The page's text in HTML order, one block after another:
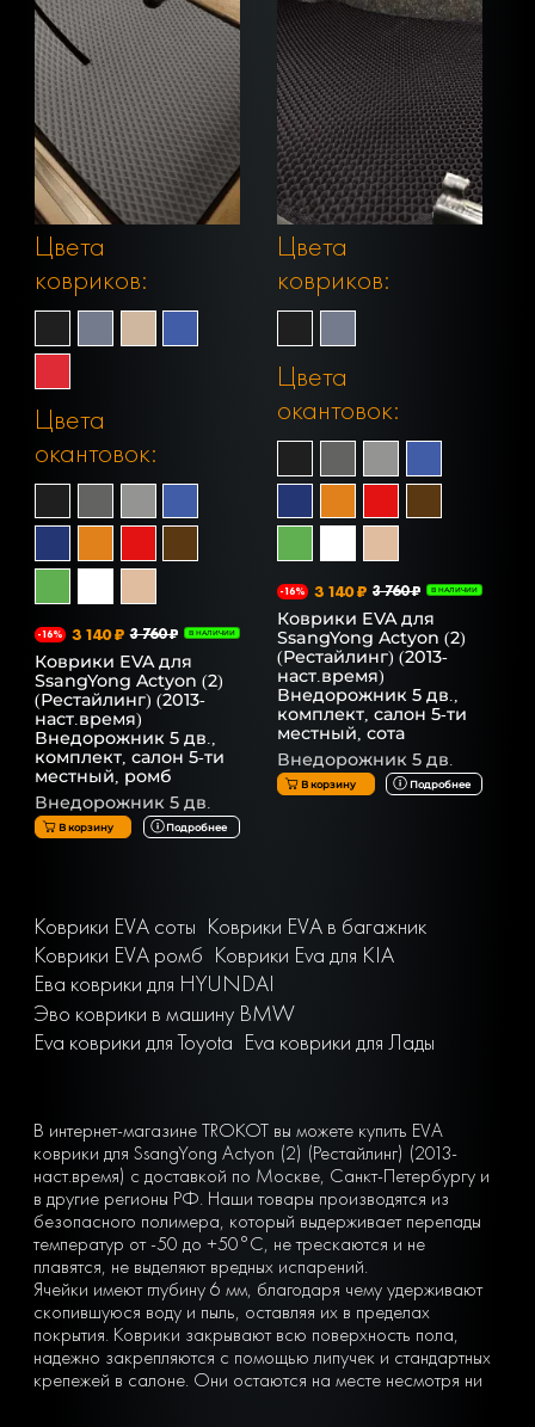
Цвета
ковриков:
Цвета
окантовок:
-16% 3 140 ₽ 3 760 ₽ В НАЛИЧИИ
Коврики EVA для
SsangYong Actyon (2)
(Рестайлинг) (2013-
наст.время)
Внедорожник 5 дв.,
комплект, салон 5-ти
местный, ромб
Внедорожник 5 дв.
В корзину Подробнее
Цвета
ковриков:
Цвета
окантовок:
-16% 3 140 ₽ 3 760 ₽ В НАЛИЧИИ
Коврики EVA для
SsangYong Actyon (2)
(Рестайлинг) (2013-
наст.время)
Внедорожник 5 дв.,
комплект, салон 5-ти
местный, сота
Внедорожник 5 дв.
В корзину Подробнее
Коврики EVA соты Коврики EVA в багажник
Коврики EVA ромб Коврики Eva для KIA
Ева коврики для HYUNDAI
Эво коврики в машину BMW
Eva коврики для Toyota Eva коврики для Лады
В интернет-магазине TROKOT вы можете купить EVA
коврики для SsangYong Actyon (2) (Рестайлинг) (2013-
наст.время) с доставкой по Москве, Санкт-Петербургу и
в другие регионы РФ. Наши товары производятся из
безопасного полимера, который выдерживает перепады
температур от -50 до +50°С, не трескаются и не
плавятся, не выделяют вредных испарений.
Ячейки имеют глубину 6 мм, благодаря чему удерживают
скопившуюся воду и пыль, оставляя их в пределах
покрытия. Коврики закрывают всю поверхность пола,
надежно закрепляются с помощью липучек и стандартных
крепежей в салоне. Они остаются на месте несмотря ни